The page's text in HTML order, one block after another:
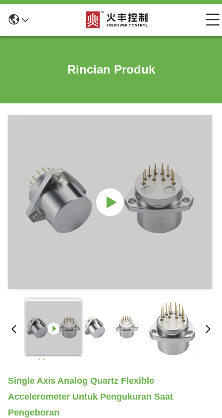
Rincian Produk
Single Axis Analog Quartz Flexible
Accelerometer Untuk Pengukuran Saat
Pengeboran